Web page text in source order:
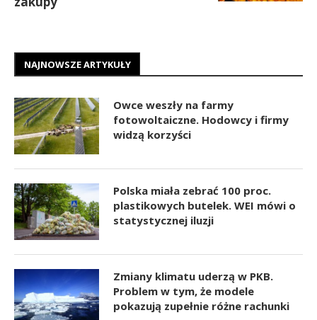
NAJNOWSZE ARTYKUŁY
Owce weszły na farmy
fotowoltaiczne. Hodowcy i firmy
widzą korzyści
Polska miała zebrać 100 proc.
plastikowych butelek. WEI mówi o
statystycznej iluzji
Zmiany klimatu uderzą w PKB.
Problem w tym, że modele
pokazują zupełnie różne rachunki